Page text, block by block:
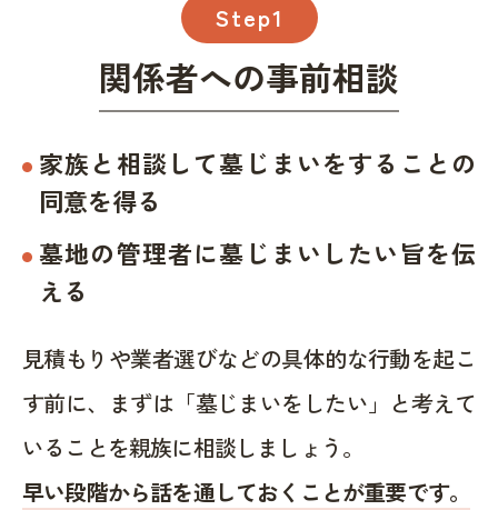
Step1
関係者への事前相談
家族と相談して墓じまいをすることの
同意を得る
墓地の管理者に墓じまいしたい旨を伝
える
見積もりや業者選びなどの具体的な行動を起こ
す前に、まずは「墓じまいをしたい」と考えて
いることを親族に相談しましょう。
早い段階から話を通しておくことが重要です。